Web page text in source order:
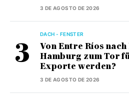
3 DE AGOSTO DE 2026
DACH - FENSTER
Von Entre Ríos
Hamburg zum Tor
Exporte werden?
3 DE AGOSTO DE 2026